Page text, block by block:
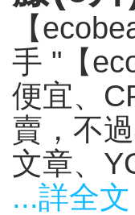
【
手 "【
便宜、
賣，不
文章、
...詳全文